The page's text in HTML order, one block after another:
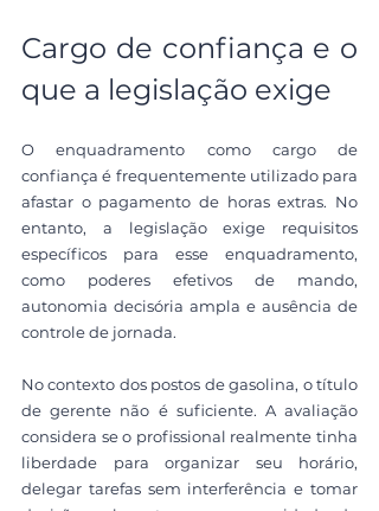
Cargo de confiança e o
que a legislação exige
O enquadramento como cargo de
confiança é frequentemente utilizado para
afastar o pagamento de horas extras. No
entanto, a legislação exige requisitos
específicos para esse enquadramento,
como poderes efetivos de mando,
autonomia decisória ampla e ausência de
controle de jornada.
No contexto dos postos de gasolina, o título
de gerente não é suficiente. A avaliação
considera se o profissional realmente tinha
liberdade para organizar seu horário,
delegar tarefas sem interferência e tomar